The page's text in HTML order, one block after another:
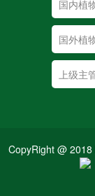
CopyRight @